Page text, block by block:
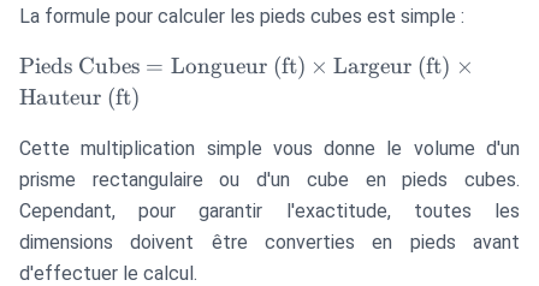
La formule pour calculer les pieds cubes est simple :
\text{Pieds
Cubes} =
(ft)} \times
\text{Largeur
(ft)} \times
\text{Hauteur
(ft)}
Pieds Cubes = Longueur (ft) × Largeur (ft) ×
Hauteur (ft)
Cette multiplication simple vous donne le volume d'un
prisme rectangulaire ou d'un cube en pieds cubes.
Cependant, pour garantir l'exactitude, toutes les
dimensions doivent être converties en pieds avant
d'effectuer le calcul.